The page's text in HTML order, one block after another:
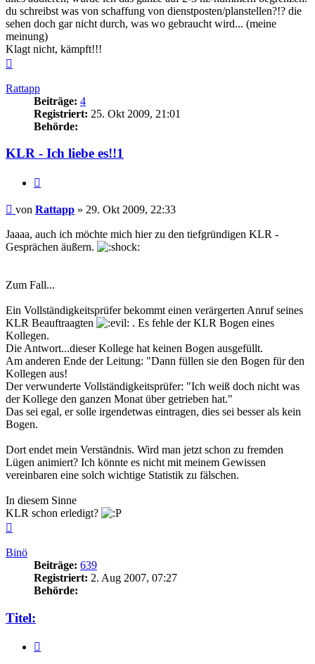
du schreibst was von schaffung von dienstposten/planstellen?!? die
sehen doch gar nicht durch, was wo gebraucht wird... (meine
meinung)
Klagt nicht, kämpft!!!
Rattapp
Beiträge: 4
Registriert: 25. Okt 2009, 21:01
Behörde:
KLR - Ich liebe es!!1
Beitrag
von Rattapp » 29. Okt 2009, 22:33
Jaaaa, auch ich möchte mich hier zu den tiefgründigen KLR -
Gesprächen äußern.
Zum Fall...
Ein Vollständigkeitsprüfer bekommt einen verärgerten Anruf seines
KLR Beauftraagten
. Es fehle der KLR Bogen eines
Kollegen.
Die Antwort...dieser Kollege hat keinen Bogen ausgefüllt.
Am anderen Ende der Leitung: "Dann füllen sie den Bogen für den
Kollegen aus!
Der verwunderte Vollständigkeitsprüfer: "Ich weiß doch nicht was
der Kollege den ganzen Monat über getrieben hat."
Das sei egal, er solle irgendetwas eintragen, dies sei besser als kein
Bogen.
Dort endet mein Verständnis. Wird man jetzt schon zu fremden
Lügen animiert? Ich könnte es nicht mit meinem Gewissen
vereinbaren eine solch wichtige Statistik zu fälschen.
In diesem Sinne
KLR schon erledigt?
Binö
Beiträge: 639
Registriert: 2. Aug 2007, 07:27
Behörde:
Titel: